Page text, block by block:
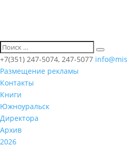
+7(351) 247-5074, 247-5077
Размещение рекламы
Контакты
Книги
Южноуральск
Директора
Архив
2026